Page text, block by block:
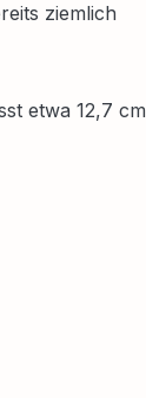
ziemlich
etwa 12,7 cm